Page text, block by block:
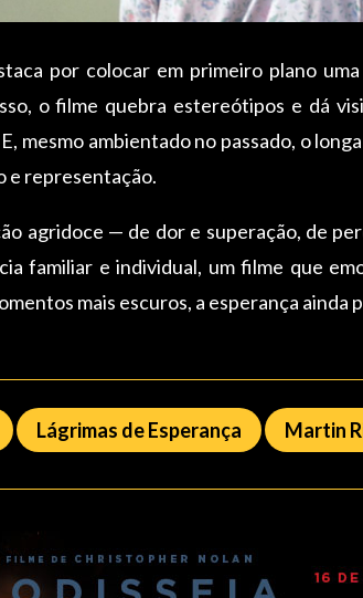
por colocar em primeiro plano
o filme quebra estereótipos e dá
mesmo ambientado no passado, o
e representação.
agridoce — de dor e superação, de
familiar e individual, um filme que
mais escuros, a esperança ainda
Lágrimas de Esperança Martin